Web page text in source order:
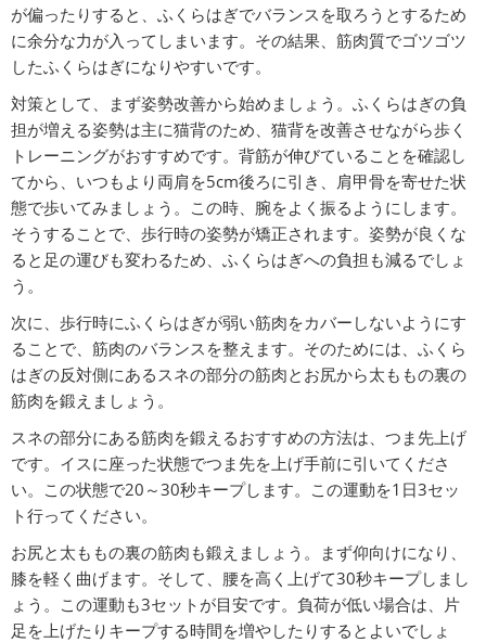
が偏ったりすると、ふくらはぎでバランスを取ろうとするため
に余分な力が入ってしまいます。その結果、筋肉質でゴツゴツ
したふくらはぎになりやすいです。
対策として、まず姿勢改善から始めましょう。ふくらはぎの負
担が増える姿勢は主に猫背のため、猫背を改善させながら歩く
トレーニングがおすすめです。背筋が伸びていることを確認し
てから、いつもより両肩を5cm後ろに引き、肩甲骨を寄せた状
態で歩いてみましょう。この時、腕をよく振るようにします。
そうすることで、歩行時の姿勢が矯正されます。姿勢が良くな
ると足の運びも変わるため、ふくらはぎへの負担も減るでしょ
う。
次に、歩行時にふくらはぎが弱い筋肉をカバーしないようにす
ることで、筋肉のバランスを整えます。そのためには、ふくら
はぎの反対側にあるスネの部分の筋肉とお尻から太ももの裏の
筋肉を鍛えましょう。
スネの部分にある筋肉を鍛えるおすすめの方法は、つま先上げ
です。イスに座った状態でつま先を上げ手前に引いてくださ
い。この状態で20～30秒キープします。この運動を1日3セッ
ト行ってください。
お尻と太ももの裏の筋肉も鍛えましょう。まず仰向けになり、
膝を軽く曲げます。そして、腰を高く上げて30秒キープしまし
ょう。この運動も3セットが目安です。負荷が低い場合は、片
足を上げたりキープする時間を増やしたりするとよいでしょ